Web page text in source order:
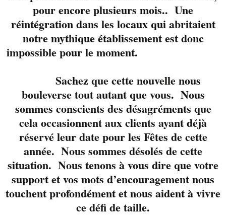
Du 4 au 29 mai 2016,
la musique envahit la
ville de Sherbrooke
pour souligner
l’arrivée des premiers
rayons de soleil
pour encore plusieurs mois.. Une
réintégration dans les locaux qui abritaient
notre mythique établissement est donc
impossible pour le moment.
Sachez que cette nouvelle nous
bouleverse tout autant que vous. Nous
sommes conscients des désagréments que
cela occasionnent aux clients ayant déjà
réservé leur date pour les Fêtes de cette
année. Nous sommes désolés de cette
situation. Nous tenons à vous dire que votre
support et vos mots d’encouragement nous
touchent profondément et nous aident à vivre
ce défi de taille.